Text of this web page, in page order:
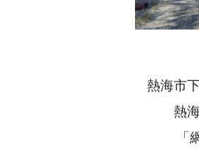
熱海市
熱
「